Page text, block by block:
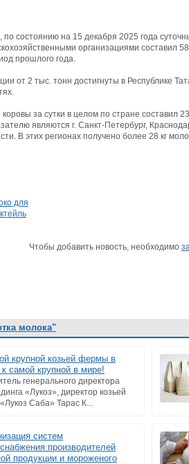
состоянию на 15 декабря 2025 года
организациями составил
прошлого года.
от 2 тыс. тонн достигнуты в Республике
за сутки в целом по стране составил
являются г. Санкт-Петербург,
В этих регионах получено более 28 кг
для
Чтобы добавить новость, необходимо
молока"
крупной козьей фермы в
к самой крупной в мире!
генерального директора
«Лукоз», директор козьей
Саба» Тарас К...
систем
производителей
продукции и мороженого